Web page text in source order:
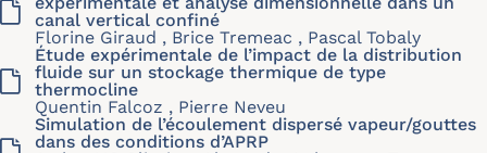
canal vertical confiné
Florine Giraud , Brice Tremeac , Pascal Tobaly
Étude expérimentale de l’impact de la distribution
fluide sur un stockage thermique de type
thermocline
Quentin Falcoz , Pierre Neveu
Simulation de l’écoulement dispersé vapeur/gouttes
dans des conditions d’APRP